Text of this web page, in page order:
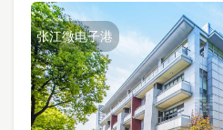
张江微电子港